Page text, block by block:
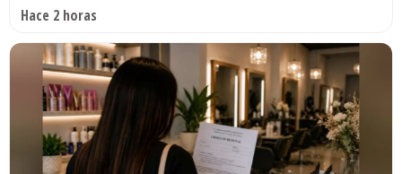
Hace 2 horas